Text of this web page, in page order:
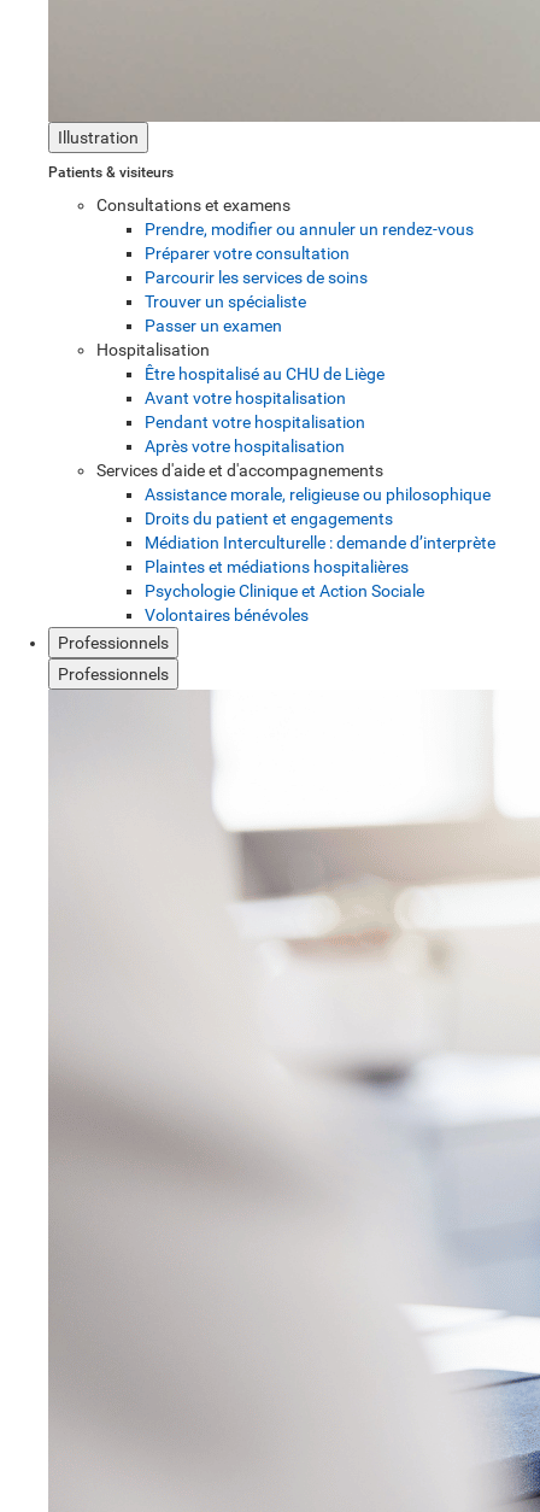
Illustration
Patients & visiteurs
Consultations et examens
Prendre, modifier ou annuler un rendez-vous
Préparer votre consultation
Parcourir les services de soins
Trouver un spécialiste
Passer un examen
Hospitalisation
Être hospitalisé au CHU de Liège
Avant votre hospitalisation
Pendant votre hospitalisation
Après votre hospitalisation
Services d'aide et d'accompagnements
Assistance morale, religieuse ou philosophique
Droits du patient et engagements
Médiation Interculturelle : demande d’interprète
Plaintes et médiations hospitalières
Psychologie Clinique et Action Sociale
Volontaires bénévoles
Professionnels
Professionnels